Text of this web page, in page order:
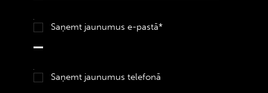
Saņemt jaunumus e-pastā*
Saņemt jaunumus telefonā